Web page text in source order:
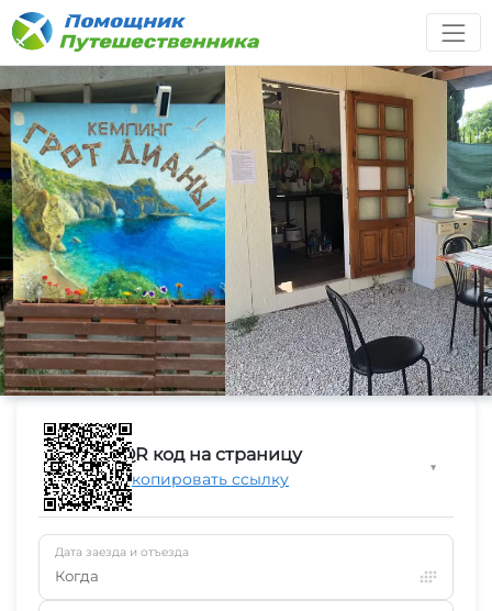
QR код на страницу
Скопировать ссылку
▼
Дата заезда и отъезда
Когда